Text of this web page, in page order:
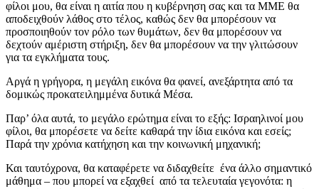
φίλοι μου, θα είναι η αιτία που η κυβέρνηση σας και τα ΜΜΕ θα
αποδειχθούν λάθος στο τέλος, καθώς δεν θα μπορέσουν να
προσποιηθούν τον ρόλο των θυμάτων, δεν θα μπορέσουν να
δεχτούν αμέριστη στήριξη, δεν θα μπορέσουν να την γλιτώσουν
για τα εγκλήματα τους.
Αργά η γρήγορα, η μεγάλη εικόνα θα φανεί, ανεξάρτητα από τα
δομικώς προκατειλημμένα δυτικά Μέσα.
Παρ’ όλα αυτά, το μεγάλο ερώτημα είναι το εξής: Ισραηλινοί μου
φίλοι, θα μπορέσετε να δείτε καθαρά την ίδια εικόνα και εσείς;
Παρά την χρόνια κατήχηση και την κοινωνική μηχανική;
Και ταυτόχρονα, θα καταφέρετε να διδαχθείτε ένα άλλο σημαντικό
μάθημα – που μπορεί να εξαχθεί από τα τελευταία γεγονότα: η